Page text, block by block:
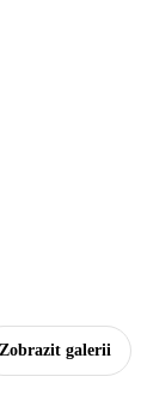
Zobrazit galerii